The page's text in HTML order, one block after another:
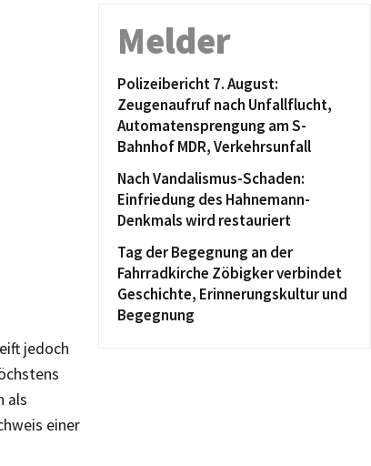
jedoch
als
einer
Melder
Polizeibericht 7. August:
Zeugenaufruf nach Unfallflucht,
Automatensprengung am S-
Bahnhof MDR, Verkehrsunfall
Nach Vandalismus-Schaden:
Einfriedung des Hahnemann-
Denkmals wird restauriert
Tag der Begegnung an der
Fahrradkirche Zöbigker verbindet
Geschichte, Erinnerungskultur und
Begegnung